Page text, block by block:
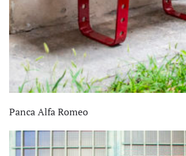
Panca Alfa Romeo